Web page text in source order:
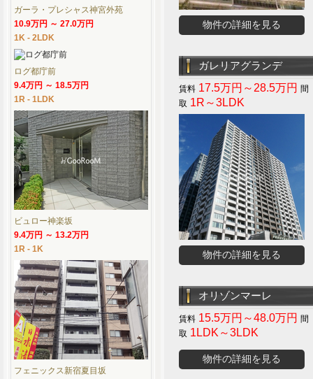
物件の詳細を見る
ガレリアグランデ
17.5万円～28.5万円
1R～3LDK
物件の詳細を見る
オリゾンマーレ
15.5万円～48.0万円
1LDK～3LDK
物件の詳細を見る
ガーラ・プレシャス神宮外苑
10.9万円 ～ 27.0万円
1K - 2LDK
ログ都庁前
9.4万円 ～ 18.5万円
1R - 1LDK
ビュロー神楽坂
9.4万円 ～ 13.2万円
1R - 1K
フェニックス新宿夏目坂